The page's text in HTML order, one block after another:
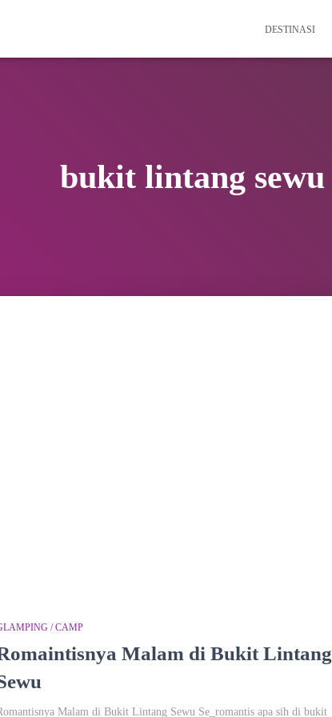
DESTINASI
bukit lintang sewu
/ CAMP
Malam di Bukit Lintang
Malam di Bukit Lintang Sewu Se_romantis apa sih di bukit